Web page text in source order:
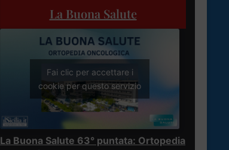
La Buona Salute
Fai clic per accettare i
cookie per questo servizio
La Buona Salute 63° puntata: Ortopedia